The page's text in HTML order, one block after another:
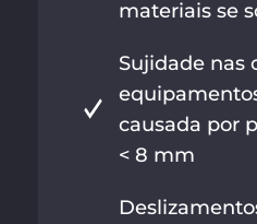
materiais se
Sujidade nas
causada por
< 8 mm